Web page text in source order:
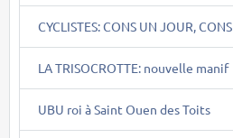
CYCLISTES: CONS UN JOUR, CONS
LA TRISOCROTTE: nouvelle manif
UBU roi à Saint Ouen des Toits